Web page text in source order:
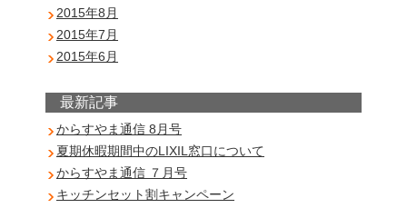
2015年8月
2015年7月
2015年6月
最新記事
からすやま通信 8月号
夏期休暇期間中のLIXIL窓口について
からすやま通信 ７月号
キッチンセット割キャンペーン